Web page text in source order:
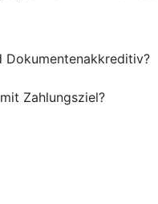
Dokumentenakkreditiv?
Zahlungsziel?